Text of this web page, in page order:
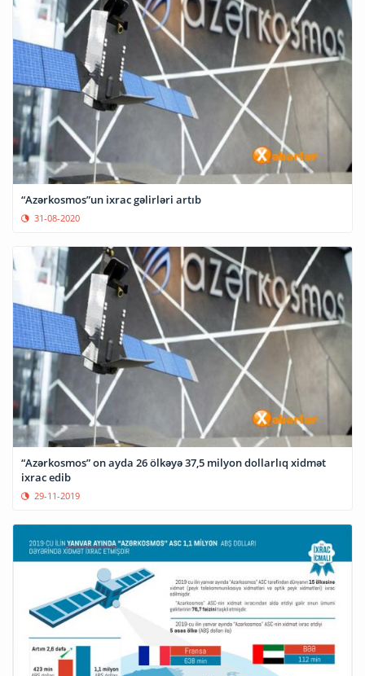
“Azərkosmos”un ixrac gəlirləri artıb
31-08-2020
“Azərkosmos” on ayda 26 ölkəyə 37,5 milyon dollarlıq xidmət
ixrac edib
29-11-2019